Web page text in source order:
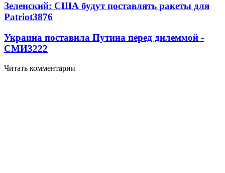
Зеленский: США будут поставлять ракеты для
Patriot3876
Украина поставила Путина перед дилеммой -
СМИ3222
Читать комментарии